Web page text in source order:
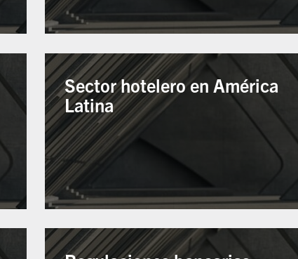
Sector hotelero en América
Latina